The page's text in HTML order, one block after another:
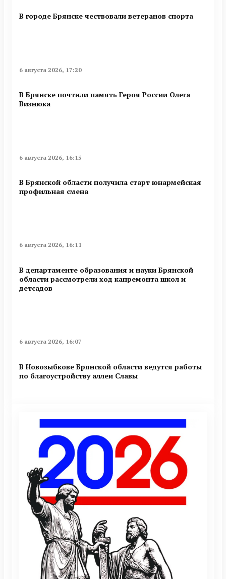
В городе Брянске чествовали ветеранов спорта
6 августа 2026, 17:20
В Брянске почтили память Героя России Олега
Визнюка
6 августа 2026, 16:15
В Брянской области получила старт юнармейская
профильная смена
6 августа 2026, 16:11
В департаменте образования и науки Брянской
области рассмотрели ход капремонта школ и
детсадов
6 августа 2026, 16:07
В Новозыбкове Брянской области ведутся работы
по благоустройству аллеи Славы